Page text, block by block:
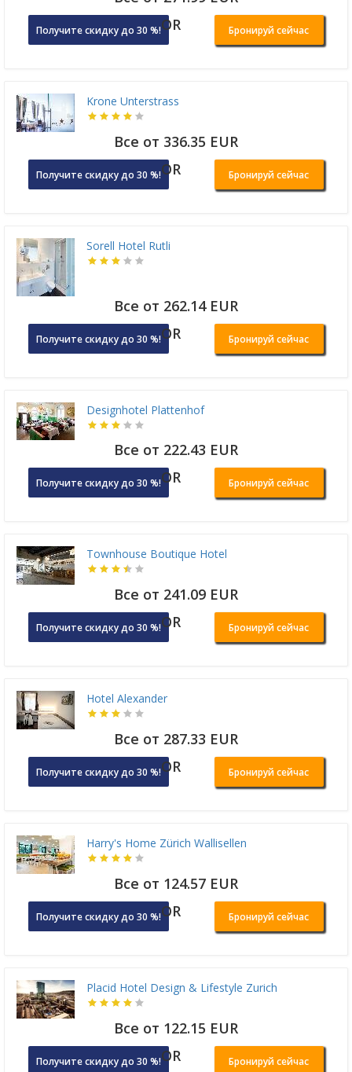
Получите скидку до 30 %!OR Бронируй сейчас
Krone Unterstrass
Все от 336.35 EUR
Получите скидку до 30 %!OR Бронируй сейчас
Sorell Hotel Rutli
Все от 262.14 EUR
Получите скидку до 30 %!OR Бронируй сейчас
Designhotel Plattenhof
Все от 222.43 EUR
Получите скидку до 30 %!OR Бронируй сейчас
Townhouse Boutique Hotel
Все от 241.09 EUR
Получите скидку до 30 %!OR Бронируй сейчас
Hotel Alexander
Все от 287.33 EUR
Получите скидку до 30 %!OR Бронируй сейчас
Harry's Home Zürich Wallisellen
Все от 124.57 EUR
Получите скидку до 30 %!OR Бронируй сейчас
Placid Hotel Design & Lifestyle Zurich
Все от 122.15 EUR
Получите скидку до 30 %!OR Бронируй сейчас